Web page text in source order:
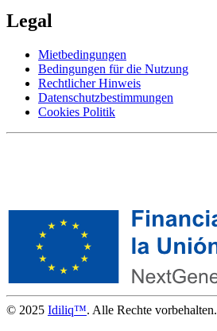
Legal
Mietbedingungen
Bedingungen für die Nutzung
Rechtlicher Hinweis
Datenschutzbestimmungen
Cookies Politik
© 2025 Idiliq™. Alle Rechte vorbehalten.